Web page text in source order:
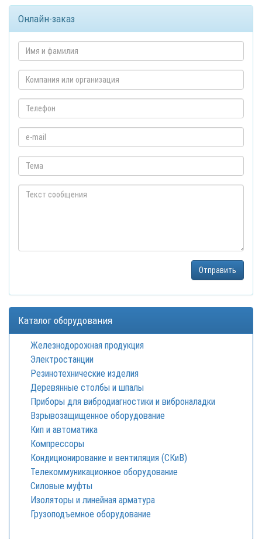
Онлайн-заказ
Каталог оборудования
Железнодорожная продукция
Электростанции
Резинотехнические изделия
Деревянные столбы и шпалы
Приборы для вибродиагностики и виброналадки
Взрывозащищенное оборудование
Кип и автоматика
Компрессоры
Кондиционирование и вентиляция (СКиВ)
Телекоммуникационное оборудование
Силовые муфты
Изоляторы и линейная арматура
Грузоподъемное оборудование